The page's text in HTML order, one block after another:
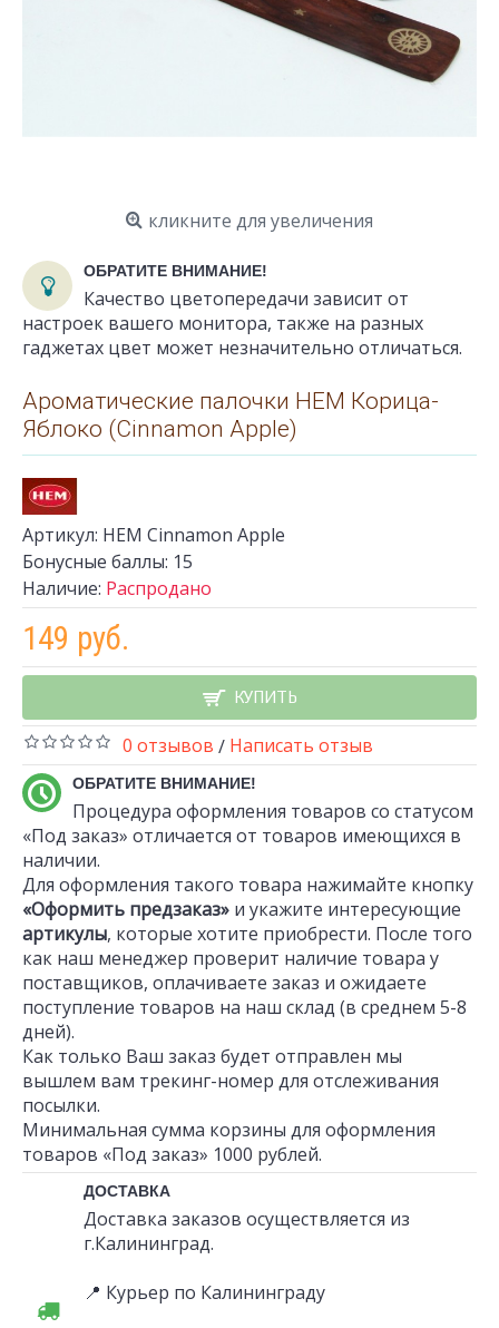
кликните для увеличения
ОБРАТИТЕ ВНИМАНИЕ!
Качество цветопередачи зависит от
настроек вашего монитора, также на разных
гаджетах цвет может незначительно отличаться.
Ароматические палочки HEM Корица-
Яблоко (Cinnamon Apple)
Артикул: HEM Cinnamon Apple
Бонусные баллы: 15
Наличие: Распродано
149 руб.
КУПИТЬ
0 отзывов / Написать отзыв
ОБРАТИТЕ ВНИМАНИЕ!
Процедура оформления товаров со статусом
«Под заказ» отличается от товаров имеющихся в
наличии.
Для оформления такого товара нажимайте кнопку
«Оформить предзаказ» и укажите интересующие
артикулы, которые хотите приобрести. После того
как наш менеджер проверит наличие товара у
поставщиков, оплачиваете заказ и ожидаете
поступление товаров на наш склад (в среднем 5-8
дней).
Как только Ваш заказ будет отправлен мы
вышлем вам трекинг-номер для отслеживания
посылки.
Минимальная сумма корзины для оформления
товаров «Под заказ» 1000 рублей.
ДОСТАВКА
Доставка заказов осуществляется из
г.Калининград.
📍 Курьер по Калининграду